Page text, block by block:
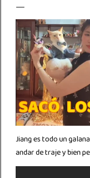
Jiang es todo un
andar de traje y bien